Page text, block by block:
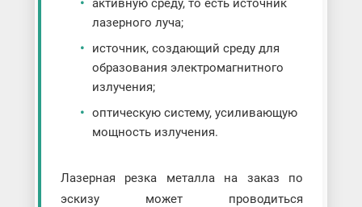
активную среду, то есть источник
лазерного луча;
источник, создающий среду для
образования электромагнитного
излучения;
оптическую систему, усиливающую
мощность излучения.
Лазерная резка металла на заказ по
эскизу может проводиться